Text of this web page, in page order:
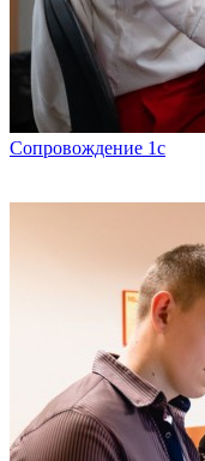
Сопровождение 1с